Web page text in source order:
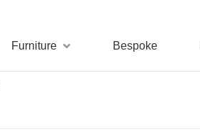
Furniture Bespoke